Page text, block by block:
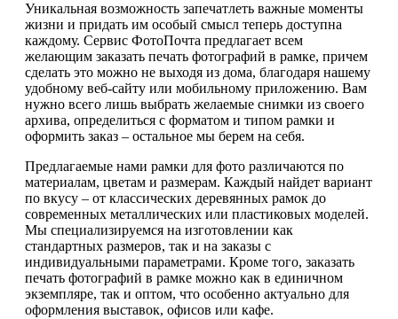
Уникальная возможность запечатлеть важные моменты
жизни и придать им особый смысл теперь доступна
каждому. Сервис ФотоПочта предлагает всем
желающим заказать печать фотографий в рамке, причем
сделать это можно не выходя из дома, благодаря нашему
удобному веб-сайту или мобильному приложению. Вам
нужно всего лишь выбрать желаемые снимки из своего
архива, определиться с форматом и типом рамки и
оформить заказ – остальное мы берем на себя.
Предлагаемые нами рамки для фото различаются по
материалам, цветам и размерам. Каждый найдет вариант
по вкусу – от классических деревянных рамок до
современных металлических или пластиковых моделей.
Мы специализируемся на изготовлении как
стандартных размеров, так и на заказы с
индивидуальными параметрами. Кроме того, заказать
печать фотографий в рамке можно как в единичном
экземпляре, так и оптом, что особенно актуально для
оформления выставок, офисов или кафе.